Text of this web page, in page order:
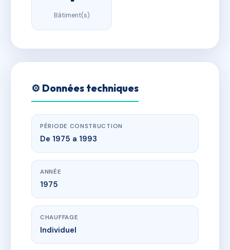
Bâtiment(s)
⚙️ Données techniques
PÉRIODE CONSTRUCTION
De 1975 a 1993
ANNÉE
1975
CHAUFFAGE
Individuel